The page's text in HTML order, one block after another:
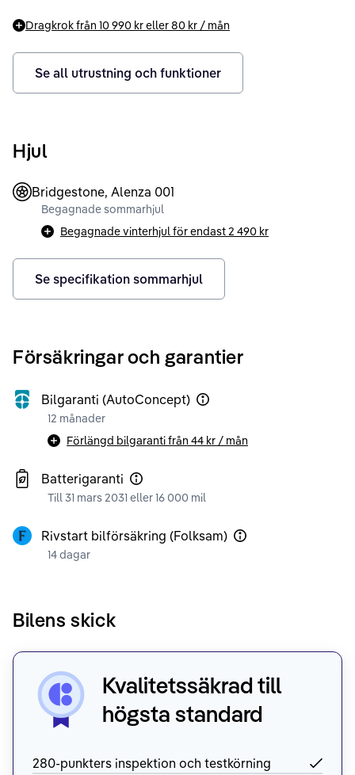
Dragkrok från 10 990 kreller80 kr / mån
Se all utrustning och funktioner
Hjul
Bridgestone, Alenza 001
Begagnade sommarhjul
Begagnade vinterhjul för endast2 490 kr
Se specifikation sommarhjul
Försäkringar och garantier
Bilgaranti (AutoConcept)
12 månader
Förlängd bilgaranti från 44 kr / mån
Batterigaranti
Till 31 mars 2031 eller 16 000 mil
Rivstart bilförsäkring (Folksam)
14 dagar
Bilens skick
Kvalitetssäkrad till
högsta standard
280-punkters inspektion och testkörning